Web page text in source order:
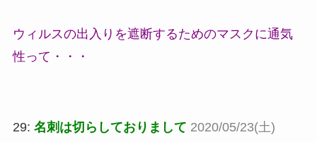
ウィルスの出入りを遮断するためのマスクに通気
性って・・・
29: 名刺は切らしておりまして 2020/05/23(土)